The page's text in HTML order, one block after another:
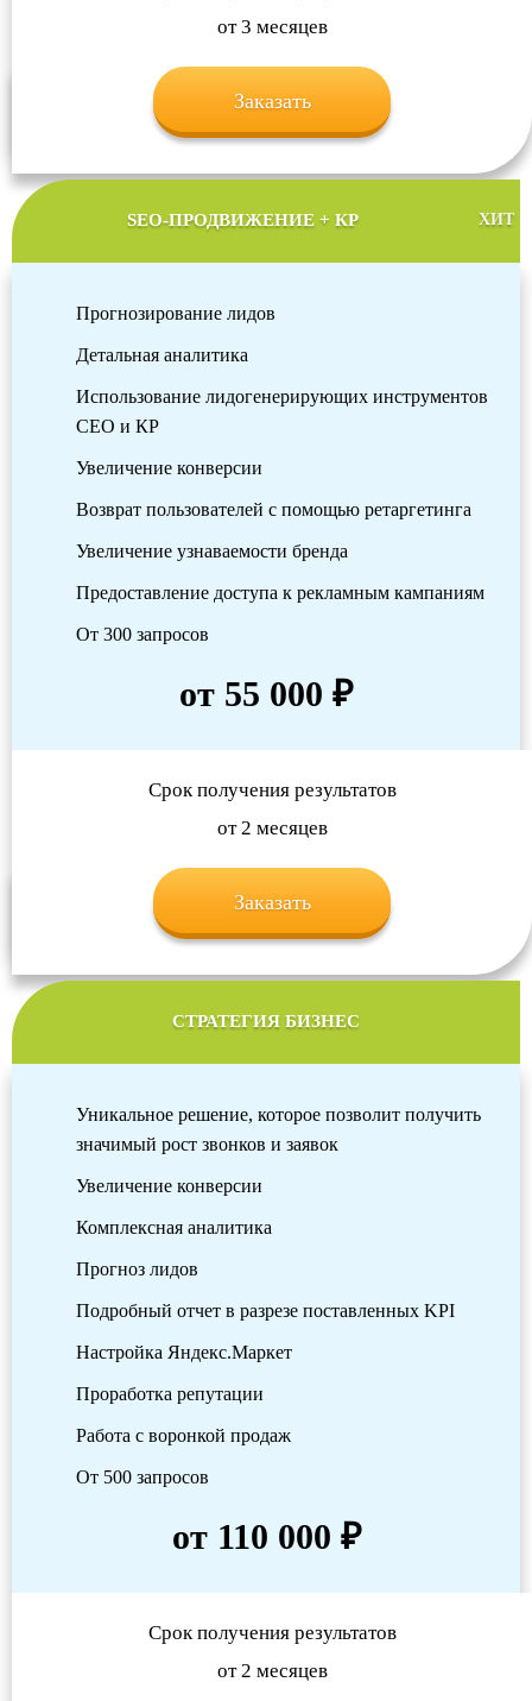
от 3 месяцев
Заказать
SEO-ПРОДВИЖЕНИЕ + КР ХИТ
Прогнозирование лидов
Детальная аналитика
Использование лидогенерирующих инструментов
СЕО и КР
Увеличение конверсии
Возврат пользователей с помощью ретаргетинга
Увеличение узнаваемости бренда
Предоставление доступа к рекламным кампаниям
От 300 запросов
от 55 000 ₽
Срок получения результатов
от 2 месяцев
Заказать
СТРАТЕГИЯ БИЗНЕС
Уникальное решение, которое позволит получить
значимый рост звонков и заявок
Увеличение конверсии
Комплексная аналитика
Прогноз лидов
Подробный отчет в разрезе поставленных KPI
Настройка Яндекс.Маркет
Проработка репутации
Работа с воронкой продаж
От 500 запросов
от 110 000 ₽
Срок получения результатов
от 2 месяцев